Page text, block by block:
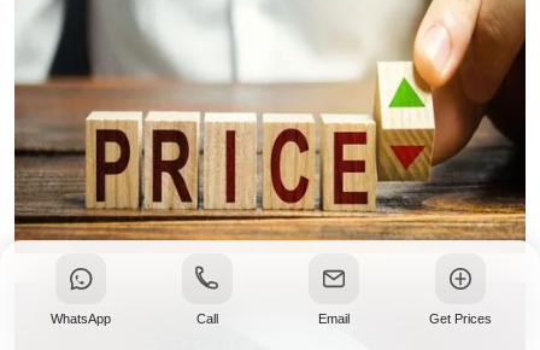
Facteurs de Coût du Granit
WhatsApp Call Email Get Prices